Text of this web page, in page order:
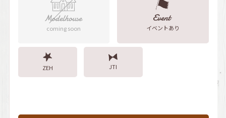
coming soon イベントあり
ZEH JTI